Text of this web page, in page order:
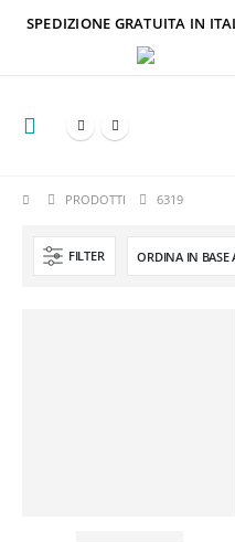
SPEDIZIONE GRATUITA IN
PRODOTTI 6319
FILTER